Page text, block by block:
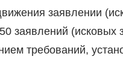
заявлении
заявлений (исковых
требований,